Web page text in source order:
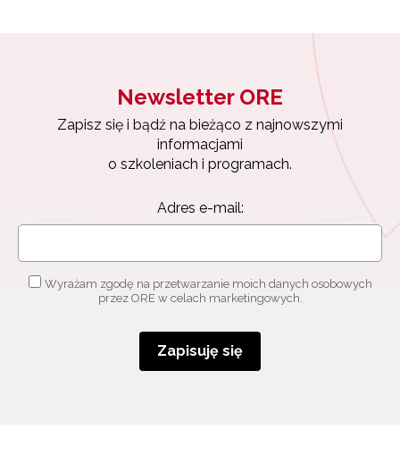
Newsletter ORE
Zapisz się i bądź na bieżąco z najnowszymi
informacjami
o szkoleniach i programach.
Adres e-mail:
Wyrażam zgodę na przetwarzanie moich danych osobowych
przez ORE w celach marketingowych.
Zapisuję się